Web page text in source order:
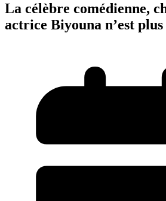
La célèbre comédienne,
actrice Biyouna n’est plus